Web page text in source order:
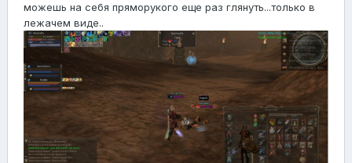
можешь на себя пряморукого еще раз глянуть...только в
лежачем виде..